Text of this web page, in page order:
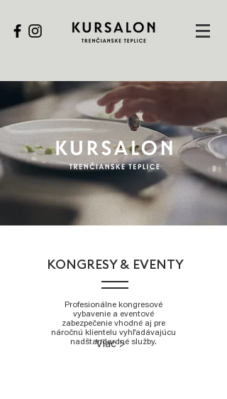
KONGRESY & EVENTY
Profesionálne kongresové
vybavenie a eventové
zabezpečenie vhodné aj pre
náročnú klientelu vyhľadávajúcu
nadštandardné služby.
Viac >